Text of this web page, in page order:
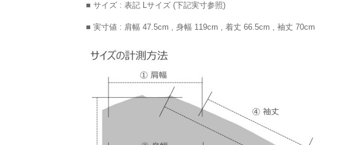
■ サイズ : 表記 Lサイズ (下記実寸参照)
■ 実寸値 : 肩幅 47.5cm , 身幅 119cm , 着丈 66.5cm , 袖丈 70cm